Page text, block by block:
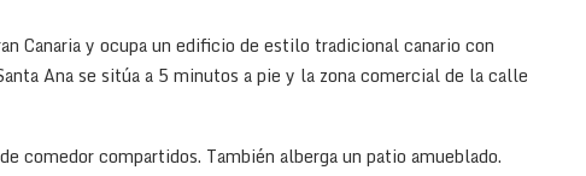
Canaria y ocupa un edificio de estilo tradicional canario con
Ana se sitúa a 5 minutos a pie y la zona comercial de la calle
comedor compartidos. También alberga un patio amueblado.